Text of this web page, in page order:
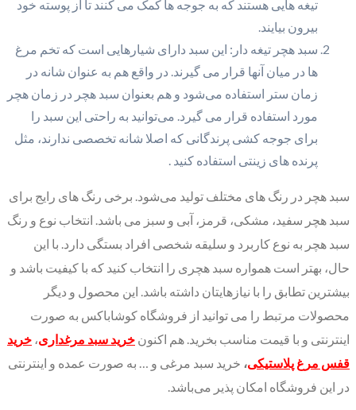
تیغه هایی هستند که به جوجه ها کمک می کنند تا از پوسته خود
بیرون بیایند.
سبد هچر تیغه دار: این سبد دارای شیارهایی است که تخم مرغ
ها در میان آنها قرار می گیرند. در واقع هم به عنوان شانه در
زمان ستر استفاده می‌شود و هم بعنوان سبد هچر در زمان هچر
مورد استفاده قرار می گیرد. می‌توانید به راحتی این سبد را
برای جوجه کشی پرندگانی که اصلا شانه تخصصی ندارند، مثل
پرنده های زینتی استفاده کنید .
سبد هچر در رنگ های مختلف تولید می‌شود. برخی رنگ های رایج برای
سبد هچر سفید، مشکی، قرمز، آبی و سبز می باشد. انتخاب نوع و رنگ
سبد هچر به نوع کاربرد و سلیقه شخصی افراد بستگی دارد. با این
حال، بهتر است همواره سبد هچری را انتخاب کنید که با کیفیت باشد و
بیشترین تطابق را با نیازهایتان داشته باشد. این محصول و دیگر
محصولات مرتبط را می توانید از فروشگاه کوشاباکس به صورت
اینترنتی و با قیمت مناسب بخرید. هم اکنون خرید سبد مرغداری، خرید
قفس مرغ پلاستیکی، خرید سبد مرغی و … به صورت عمده و اینترنتی
در این فروشگاه امکان پذیر می‌باشد.